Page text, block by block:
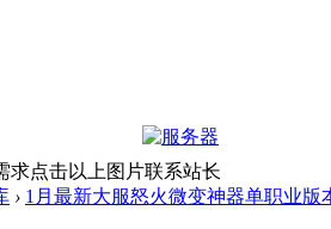
求点击以上图片联系站长
› 1月最新大服怒火微变神器单职业版